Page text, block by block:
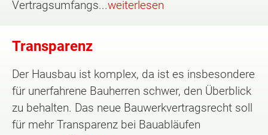
Vertragsumfangs...weiterlesen
Transparenz
Der Hausbau ist komplex, da ist es insbesondere
für unerfahrene Bauherren schwer, den Überblick
zu behalten. Das neue Bauwerkvertragsrecht soll
für mehr Transparenz bei Bauabläufen